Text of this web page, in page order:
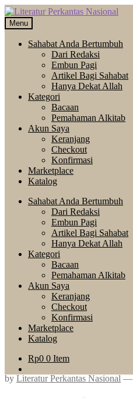
Skip
to
navigation
Langsung
ke
isi
Menu
Sahabat Anda Bertumbuh
Dari Redaksi
Embun Pagi
Artikel Bagi Sahabat
Hanya Dekat Allah
Kategori
Bacaan
Pemahaman Alkitab
Akun Saya
Keranjang
Checkout
Konfirmasi
Marketplace
Katalog
Sahabat Anda Bertumbuh
Dari Redaksi
Embun Pagi
Artikel Bagi Sahabat
Hanya Dekat Allah
Kategori
Bacaan
Pemahaman Alkitab
Akun Saya
Keranjang
Checkout
Konfirmasi
Marketplace
Katalog
Rp0 0 Item
by Literatur Perkantas Nasional —